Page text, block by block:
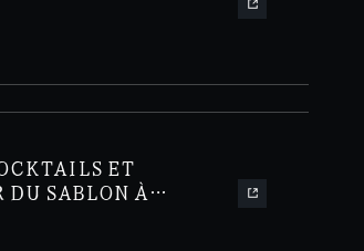
ET
SABLON À